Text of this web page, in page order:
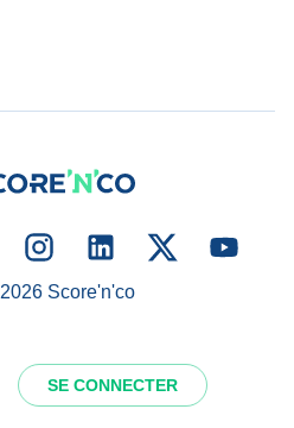
SE CONNECTER
2026Score'n'co